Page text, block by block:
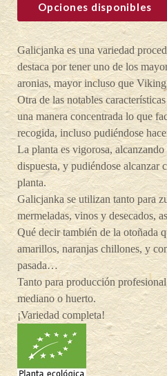
Opciones disponibles
Galicjanka es una variedad
destaca por tener uno de los
aronias, mayor incluso que
Otra de las notables
una manera concentrada lo que
recogida, incluso pudiéndose
La planta es vigorosa,
dispuesta, y pudiéndose alcanzar
planta.
Galicjanka se utilizan tanto para
mermeladas, vinos y desecados,
Qué decir también de la otoñada
amarillos, naranjas chillones, y
pasada…
Tanto para producción
mediano o huerto.
¡Variedad completa!